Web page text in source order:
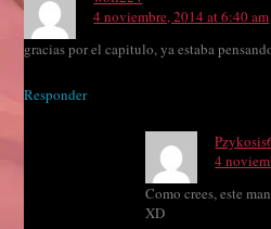
4 noviembre, 2014 at 6:40 am
gracias por el capitulo, ya estaba
Responder
4
Como crees, este
XD